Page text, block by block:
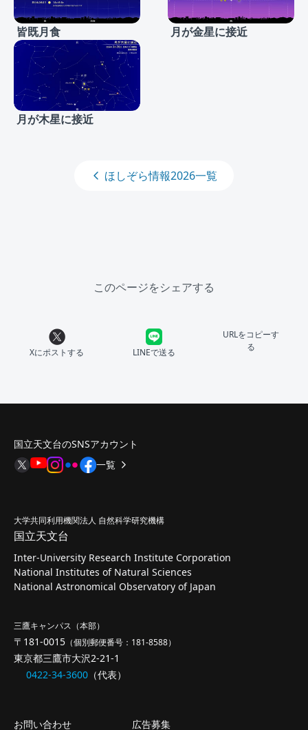
皆既月食 月が金星に接近
月が木星に接近
ほしぞら情報2026一覧
このページをシェアする
Xにポストする LINEで送る
URLをコピーす
る
国立天文台のSNSアカウント
一覧
大学共同利用機関法人 自然科学研究機構
国立天文台
Inter-University Research Institute Corporation
National Institutes of Natural Sciences
National Astronomical Observatory of Japan
三鷹キャンパス（本部）
〒181-0015 （個別郵便番号：181-8588）
東京都三鷹市大沢2-21-1
0422-34-3600 （代表）
お問い合わせ 広告募集